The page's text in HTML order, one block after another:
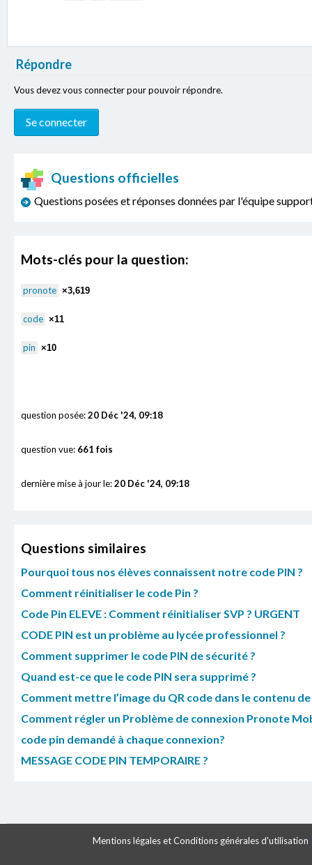
Répondre
Vous devez vous connecter pour pouvoir répondre.
Questions officielles
Questions posées et réponses données par l'équipe
Mots-clés pour la question:
pronote ×3,619
code ×11
pin ×10
question posée:20 Déc '24, 09:18
question vue: 661 fois
dernière mise à jour le:20 Déc '24, 09:18
Questions similaires
Pourquoi tous nos élèves connaissent notre code PIN ?
Comment réinitialiser le code Pin ?
Code Pin ELEVE : Comment réinitialiser SVP ? URGENT
CODE PIN est un problème au lycée professionnel ?
Comment supprimer le code PIN de sécurité ?
Quand est-ce que le code PIN sera supprimé ?
Comment mettre l’image du QR code dans le contenu
Comment régler un Problème de connexion Pronote
code pin demandé à chaque connexion?
MESSAGE CODE PIN TEMPORAIRE ?
Mentions légales et Conditions générales d'utilisation